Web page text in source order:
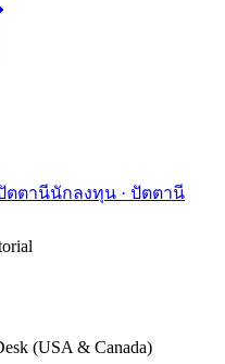
ตตานีนักลงทุน · ปัตตานี
(USA & Canada)